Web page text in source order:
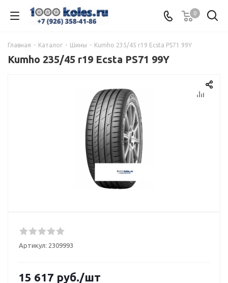
0
Главная - Каталог - Шины - Kumho 235/45 r19 Ecsta PS71 99Y
Kumho 235/45 r19 Ecsta PS71 99Y
Артикул: 2309993
15 617 руб./шт